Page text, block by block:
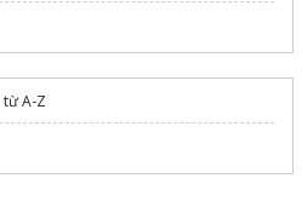
từ A-Z